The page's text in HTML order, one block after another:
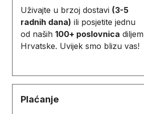
Uživajte u brzoj dostavi (3-5
radnih dana) ili posjetite jednu
od naših 100+ poslovnica diljem
Hrvatske. Uvijek smo blizu vas!
Plaćanje